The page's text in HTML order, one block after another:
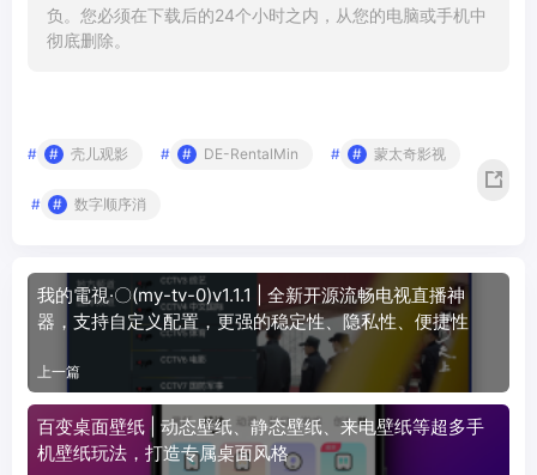
负。您必须在下载后的24个小时之内，从您的电脑或手机中
彻底删除。
# 壳儿观影 # DE-RentalMin # 蒙太奇影视
# 数字顺序消
我的電視·〇(my-tv-0)v1.1.1 | 全新开源流畅电视直播神
器，支持自定义配置，更强的稳定性、隐私性、便捷性
上一篇
百变桌面壁纸 | 动态壁纸、静态壁纸、来电壁纸等超多手
机壁纸玩法，打造专属桌面风格